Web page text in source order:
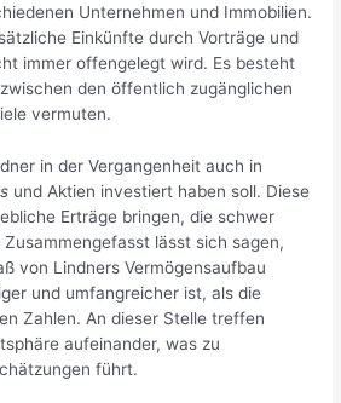
Unternehmen und Immobilien.
Einkünfte durch Vorträge und
immer offengelegt wird. Es besteht
den öffentlich zugänglichen
vermuten.
in der Vergangenheit auch in
und Aktien investiert haben soll. Diese
Erträge bringen, die schwer
lässt sich sagen,
von Lindners Vermögensaufbau
und umfangreicher ist, als die
Zahlen. An dieser Stelle treffen
aufeinander, was zu
führt.